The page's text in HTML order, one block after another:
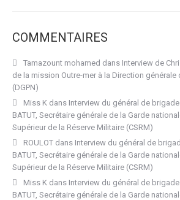
COMMENTAIRES
Tamazount mohamed dans Interview de
de la mission Outre-mer à la Direction générale
(DGPN)
Miss K dans Interview du général de
BATUT, Secrétaire générale de la Garde
Supérieur de la Réserve Militaire (CSRM)
ROULOT dans Interview du général de
BATUT, Secrétaire générale de la Garde
Supérieur de la Réserve Militaire (CSRM)
Miss K dans Interview du général de
BATUT, Secrétaire générale de la Garde